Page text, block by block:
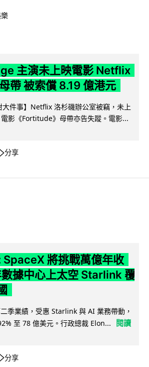
主演未上映電影 Netflix
帶 被索償 8.19 億港元
大件事】Netflix 洛杉磯辦公室被竊，未上
影《Fortitude》母帶亦告失蹤。電影...
分享
將挑戰萬億年收
據中心上太空 Starlink 覆
季業績，受惠 Starlink 與 AI 業務帶動，
至 78 億美元。行政總裁 Elon...
閱讀
分享